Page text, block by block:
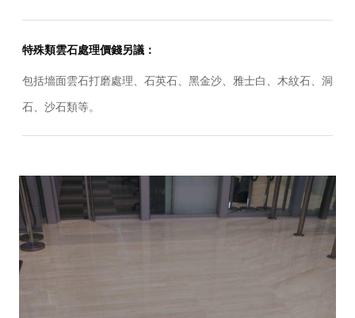
特殊類雲石處理價錢另議：
包括墻面雲石打磨處理、石英石、黑金沙、雅士白、木紋石、洞
石、沙石類等。